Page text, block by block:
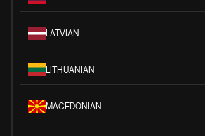
LATVIAN
LITHUANIAN
MACEDONIAN